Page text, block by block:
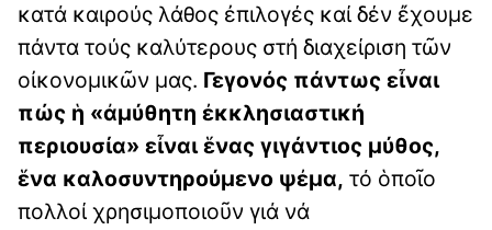
κατά καιρούς λάθος ἐπιλογές καί δέν ἔχουμε
πάντα τούς καλύτερους στή διαχείριση τῶν
οἰκονομικῶν μας. Γεγονός πάντως εἶναι
πώς ἡ «ἀμύθητη ἐκκλησιαστική
περιουσία» εἶναι ἕνας γιγάντιος μύθος,
ἕνα καλοσυντηρούμενο ψἐμα, τό ὁποῖο
πολλοί χρησιμοποιοῦν γιά νά